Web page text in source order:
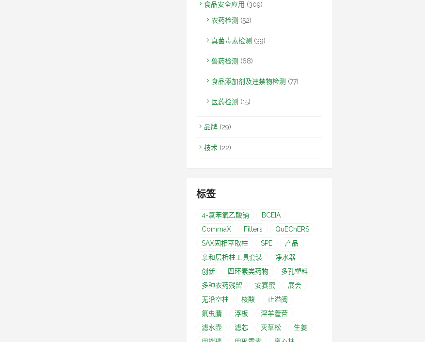
食品安全应用 (309)
农药检测 (52)
真菌毒素检测 (39)
兽药检测 (68)
食品添加剂及违禁物检测 (77)
医药检测 (15)
品牌 (29)
技术 (22)
标签
4-氯苯氧乙酸钠
BCEIA
CommaX
Filters
QuEChERS
SAX固相萃取柱
SPE
产品
亲和层析柱工具套装
净水器
创新
四环素类药物
多孔塑料
多种农药残留
安赛蜜
展会
无沿空柱
核酸
止溢阀
氟虫腈
浮板
淫羊藿苷
滤水壶
滤芯 灭草松
生姜